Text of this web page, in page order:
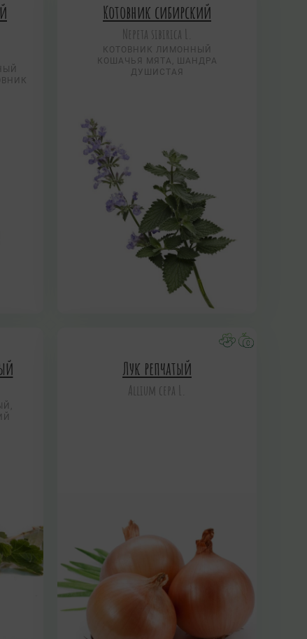
Котовник сибирский
Nepeta sibirica L.
КОТОВНИК ЛИМОННЫЙ
КОШАЧЬЯ МЯТА, ШАНДРА
ДУШИСТАЯ
Лук репчатый
Allium сера L.